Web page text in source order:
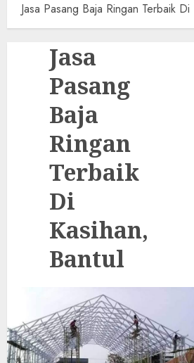
Jasa Pasang Baja Ringan Terbaik Di
Jasa
Pasang
Baja
Ringan
Terbaik
Di
Kasihan,
Bantul